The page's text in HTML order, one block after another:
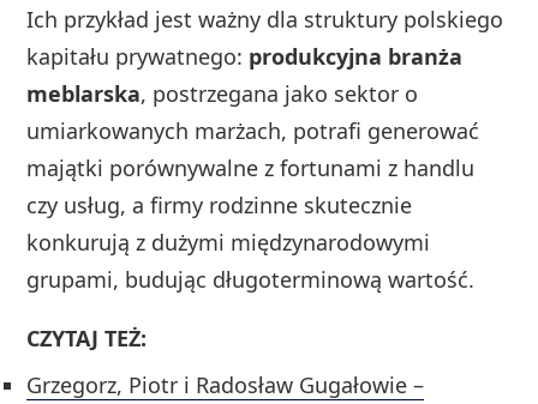
Ich przykład jest ważny dla struktury polskiego
kapitału prywatnego: produkcyjna branża
meblarska, postrzegana jako sektor o
umiarkowanych marżach, potrafi generować
majątki porównywalne z fortunami z handlu
czy usług, a firmy rodzinne skutecznie
konkurują z dużymi międzynarodowymi
grupami, budując długoterminową wartość.
CZYTAJ TEŻ:
Grzegorz, Piotr i Radosław Gugałowie –